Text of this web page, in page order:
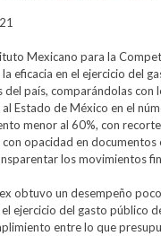
Mexicano para la
eficacia en el ejercicio del
país, comparándolas con
Estado de México en el
menor al 60%, con
con opacidad en documentos
los movimientos
obtuvo un desempeño
ejercicio del gasto público
entre lo que